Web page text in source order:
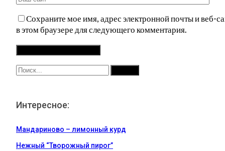
Сохраните мое имя, адрес электронной почты и веб-
в этом браузере для следующего комментария.
Интересное:
Мандариново – лимонный курд
Нежный “Творожный пирог”